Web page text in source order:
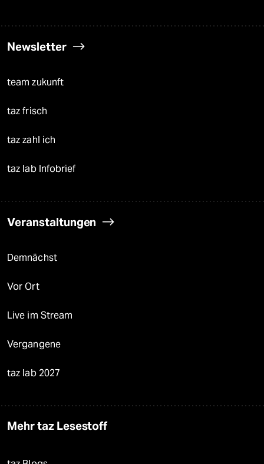
Newsletter
team zukunft
taz frisch
taz zahl ich
taz lab Infobrief
Veranstaltungen
Demnächst
Vor Ort
Live im Stream
Vergangene
taz lab 2027
Mehr taz Lesestoff